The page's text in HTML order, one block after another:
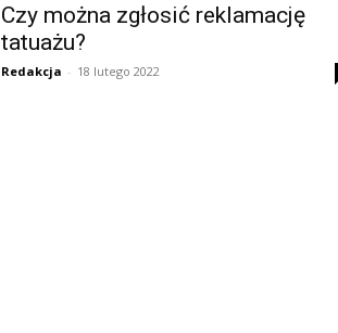
Czy można zgłosić reklamację
tatuażu?
Redakcja - 18 lutego 2022